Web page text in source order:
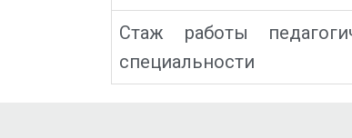
Стаж работы
специальности